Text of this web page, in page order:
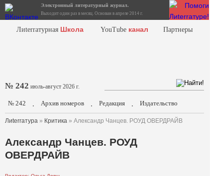
Электронный литературный журнал.
Выходит один раз в месяц. Основан в апреле 2014 г.
Лиterraтурная Школа YouTube канал Партнеры
№ 242 июль-август 2026 г.
№ 242 . Архив номеров . Редакция . Издательство
Лиterraтура » Критика » Александр Чанцев. РОУД ОВЕРДРАЙВ
Александр Чанцев. РОУД
ОВЕРДРАЙВ